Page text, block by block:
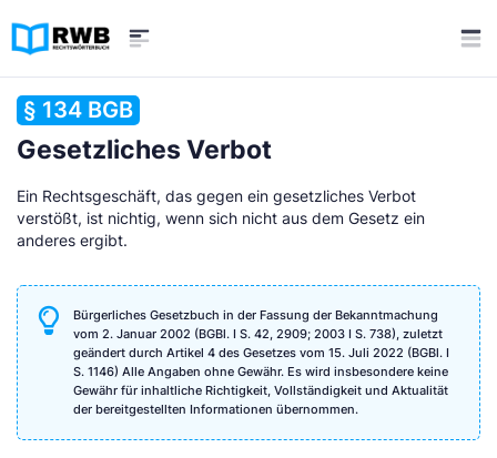
§ 134 BGB
Gesetzliches Verbot
Ein Rechtsgeschäft, das gegen ein gesetzliches Verbot
verstößt, ist nichtig, wenn sich nicht aus dem Gesetz ein
anderes ergibt.
Bürgerliches Gesetzbuch in der Fassung der Bekanntmachung
vom 2. Januar 2002 (BGBl. I S. 42, 2909; 2003 I S. 738), zuletzt
geändert durch Artikel 4 des Gesetzes vom 15. Juli 2022 (BGBl. I
S. 1146) Alle Angaben ohne Gewähr. Es wird insbesondere keine
Gewähr für inhaltliche Richtigkeit, Vollständigkeit und Aktualität
der bereitgestellten Informationen übernommen.